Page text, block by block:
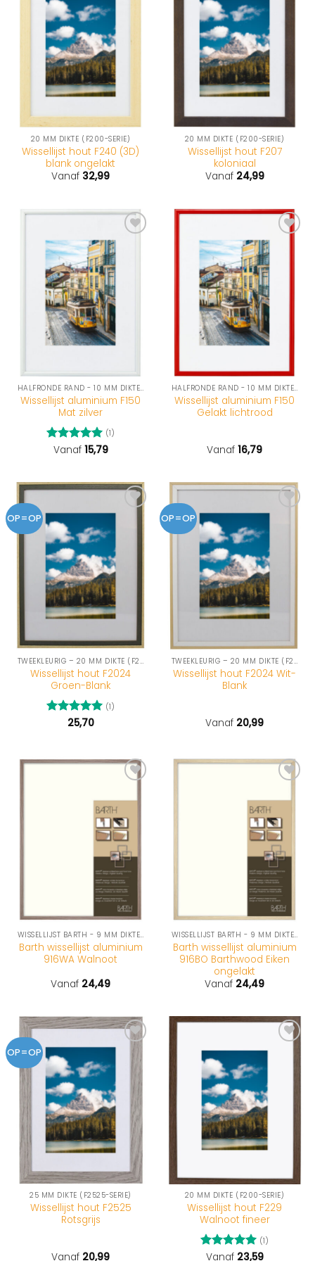
20 MM DIKTE (F200-SERIE)
Wissellijst hout F240 (3D)
blank ongelakt
Vanaf 32,99
20 MM DIKTE (F200-SERIE)
Wissellijst hout F207
koloniaal
Vanaf 24,99
HALFRONDE RAND - 10 MM DIKTE (F150-SERIE)
Wissellijst aluminium F150
Mat zilver
Gewaardeerd
(1)
Vanaf 15,79
HALFRONDE RAND - 10 MM DIKTE (F150-SERIE)
Wissellijst aluminium F150
Gelakt lichtrood
Vanaf 16,79
OP=OP
TWEEKLEURIG – 20 MM DIKTE (F2024-SERIE)
Wissellijst hout F2024
Groen-Blank
Gewaardeerd
(1)
25,70
OP=OP
TWEEKLEURIG – 20 MM DIKTE (F2024-SERIE)
Wissellijst hout F2024 Wit-
Blank
Vanaf 20,99
WISSELLIJST BARTH - 9 MM DIKTE (916-SERIE)
Barth wissellijst aluminium
916WA Walnoot
Vanaf 24,49
WISSELLIJST BARTH - 9 MM DIKTE (916-SERIE)
Barth wissellijst aluminium
916BO Barthwood Eiken
ongelakt
Vanaf 24,49
OP=OP
25 MM DIKTE (F2525-SERIE)
Wissellijst hout F2525
Rotsgrijs
Vanaf 20,99
20 MM DIKTE (F200-SERIE)
Wissellijst hout F229
Walnoot fineer
Gewaardeerd
(1)
Vanaf 23,59